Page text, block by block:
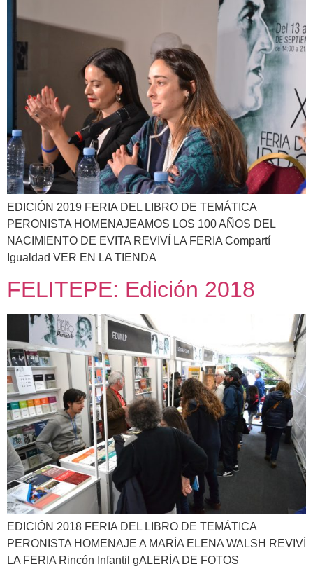
EDICIÓN 2019 FERIA DEL LIBRO DE TEMÁTICA
PERONISTA HOMENAJEAMOS LOS 100 AÑOS DEL
NACIMIENTO DE EVITA REVIVÍ LA FERIA Compartí
Igualdad VER EN LA TIENDA
FELITEPE: Edición 2018
EDICIÓN 2018 FERIA DEL LIBRO DE TEMÁTICA
PERONISTA HOMENAJE A MARÍA ELENA WALSH REVIVÍ
LA FERIA Rincón Infantil gALERÍA DE FOTOS